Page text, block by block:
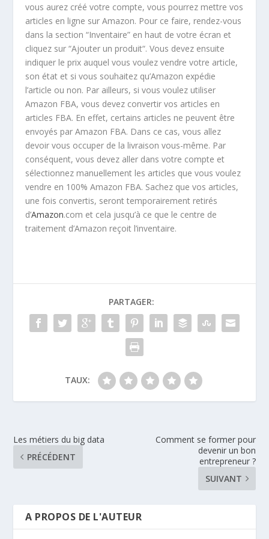
vous aurez créé votre compte, vous pourrez mettre vos
articles en ligne sur Amazon. Pour ce faire, rendez-vous
dans la section “Inventaire” en haut de votre écran et
cliquez sur “Ajouter un produit“. Vous devez ensuite
indiquer le prix auquel vous voulez vendre votre article,
son état et si vous souhaitez qu’Amazon expédie
l’article ou non. Par ailleurs, si vous voulez utiliser
Amazon FBA, vous devez convertir vos articles en
articles FBA. En effet, certains articles ne peuvent être
envoyés par Amazon FBA. Dans ce cas, vous allez
devoir vous occuper de la livraison vous-même. Par
conséquent, vous devez aller dans votre compte et
sélectionnez manuellement les articles que vous voulez
vendre en 100% Amazon FBA. Sachez que vos articles,
une fois convertis, seront temporairement retirés
d’Amazon.com et cela jusqu’à ce que le centre de
traitement d’Amazon reçoit l’inventaire.
PARTAGER:
TAUX:
Les métiers du big data
PRÉCÉDENT
Comment se former pour
devenir un bon
entrepreneur ?
SUIVANT
A PROPOS DE L'AUTEUR